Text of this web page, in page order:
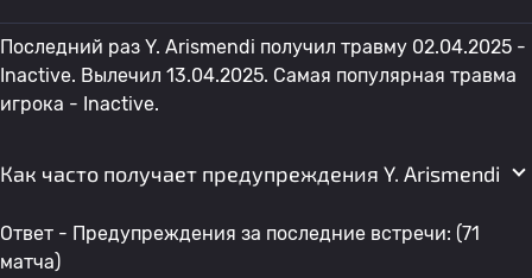
Последний раз Y. Arismendi получил травму 02.04.2025 -
Inactive. Вылечил 13.04.2025. Самая популярная травма
игрока - Inactive.
Как часто получает предупреждения Y. Arismendi
Ответ - Предупреждения за последние встречи: (71
матча)